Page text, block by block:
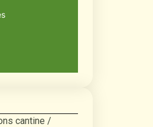
cantine /